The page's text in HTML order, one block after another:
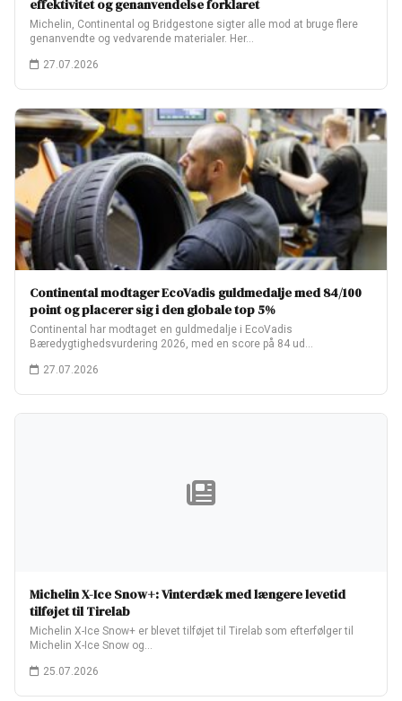
effektivitet og genanvendelse forklaret
Michelin, Continental og Bridgestone sigter alle mod at bruge flere
genanvendte og vedvarende materialer. Her…
27.07.2026
Continental modtager EcoVadis guldmedalje med 84/100
point og placerer sig i den globale top 5%
Continental har modtaget en guldmedalje i EcoVadis
Bæredygtighedsvurdering 2026, med en score på 84 ud…
27.07.2026
Michelin X-Ice Snow+: Vinterdæk med længere levetid
tilføjet til Tirelab
Michelin X-Ice Snow+ er blevet tilføjet til Tirelab som efterfølger til
Michelin X-Ice Snow og…
25.07.2026